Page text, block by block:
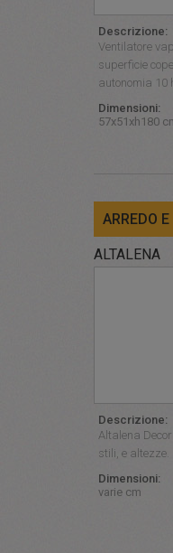
Descrizione:
Ventilatore
superficie
autonomia 10
Dimensioni:
57x51xh180
ARREDO
ALTALENA
Descrizione:
Altalena
stili, e altezze.
Dimensioni:
varie cm